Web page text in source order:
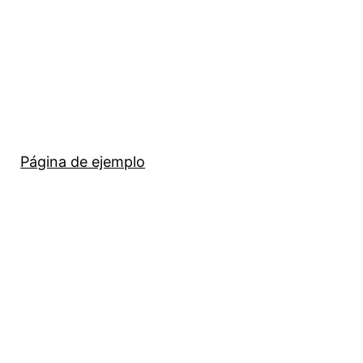
Página de ejemplo